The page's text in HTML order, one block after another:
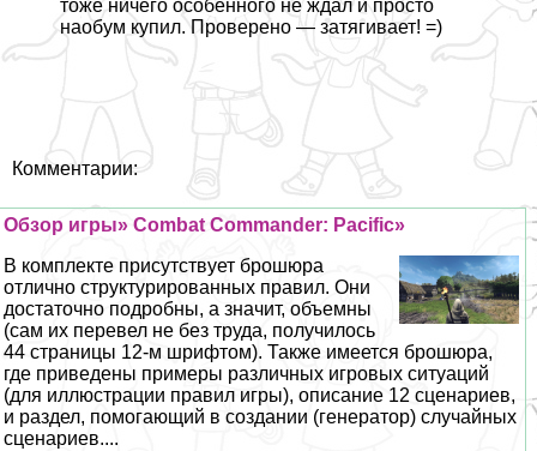
тоже ничего особенного не ждал и просто
наобум купил. Проверено — затягивает! =)
Комментарии:
Обзор игры» Combat Commander: Pacific»
В комплекте присутствует брошюра
отлично структурированных правил. Они
достаточно подробны, а значит, объемны
(сам их перевел не без труда, получилось
44 страницы 12-м шрифтом). Также имеется брошюра,
где приведены примеры различных игровых ситуаций
(для иллюстрации правил игры), описание 12 сценариев,
и раздел, помогающий в создании (генератор) случайных
сценариев....